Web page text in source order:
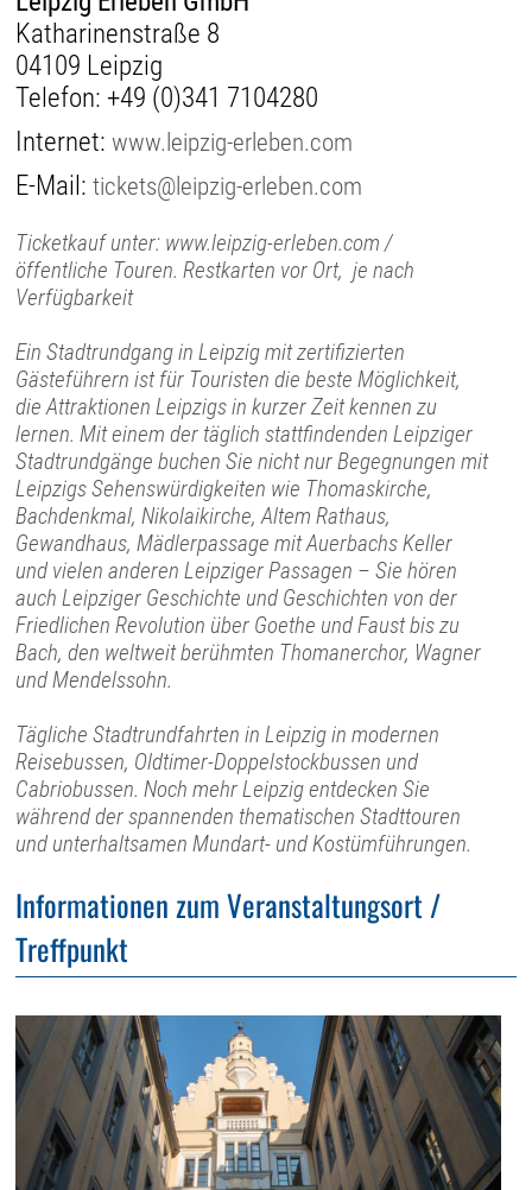
Katharinenstraße 8
04109 Leipzig
Telefon: +49 (0)341 7104280
Internet:www.leipzig-erleben.com
E-Mail:tickets@leipzig-erleben.com
Ticketkauf unter: www.leipzig-erleben.com /
öffentliche Touren. Restkarten vor Ort, je nach
Verfügbarkeit
Ein Stadtrundgang in Leipzig mit zertifizierten
Gästeführern ist für Touristen die beste Möglichkeit,
die Attraktionen Leipzigs in kurzer Zeit kennen zu
lernen. Mit einem der täglich stattfindenden Leipziger
Stadtrundgänge buchen Sie nicht nur Begegnungen mit
Leipzigs Sehenswürdigkeiten wie Thomaskirche,
Bachdenkmal, Nikolaikirche, Altem Rathaus,
Gewandhaus, Mädlerpassage mit Auerbachs Keller
und vielen anderen Leipziger Passagen – Sie hören
auch Leipziger Geschichte und Geschichten von der
Friedlichen Revolution über Goethe und Faust bis zu
Bach, den weltweit berühmten Thomanerchor, Wagner
und Mendelssohn.
Tägliche Stadtrundfahrten in Leipzig in modernen
Reisebussen, Oldtimer-Doppelstockbussen und
Cabriobussen. Noch mehr Leipzig entdecken Sie
während der spannenden thematischen Stadttouren
und unterhaltsamen Mundart- und Kostümführungen.
Informationen zum Veranstaltungsort /
Treffpunkt